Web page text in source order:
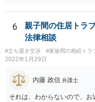
月に携帯が新しくなった母
「面会に来てくれ」で、長
話の使い方を教える為に会
電話が切れました。その後
にチップが埋められている」
録、介護認定の資料、介護記
方がよいと思います。
6
親子間の住居トラ
法律相談
#立ち退き交渉 #家族間の相続トラ
2022年1月29日
内藤 政信 弁護士
それは、わからないので、